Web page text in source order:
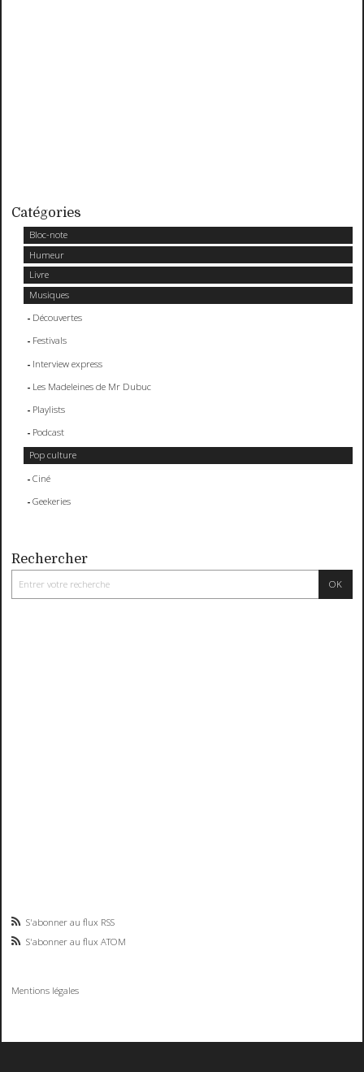
Catégories
Bloc-note
Humeur
Livre
Musiques
Découvertes
Festivals
Interview express
Les Madeleines de Mr Dubuc
Playlists
Podcast
Pop culture
Ciné
Geekeries
Rechercher
S'abonner au flux RSS
S'abonner au flux ATOM
Mentions légales